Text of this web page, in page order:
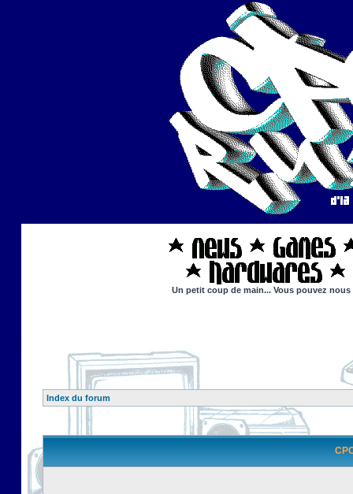
Un petit coup de main... Vous pouvez
Index du forum